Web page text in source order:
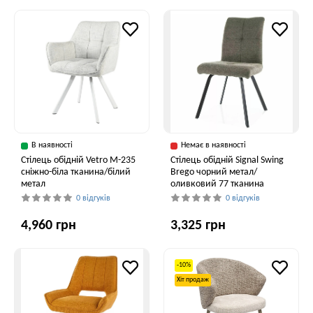
В наявності
Стілець обідній Vetro M-235
сніжно-біла тканина/білий
метал
0 відгуків
4,960 грн
Немає в наявності
Стілець обідній Signal Swing
Brego чорний метал/
оливковий 77 тканина
0 відгуків
3,325 грн
-10%
Хіт продаж